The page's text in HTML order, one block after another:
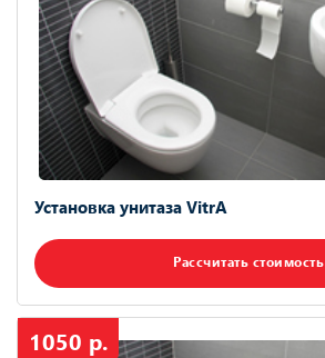
Установка унитаза VitrA
Рассчитать стоимость
1050 р.